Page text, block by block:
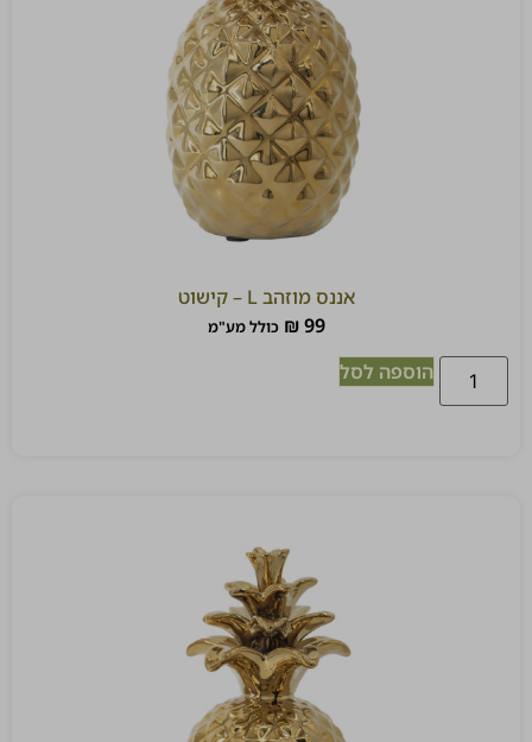
אננס מוזהב L – קישוט
₪99 כולל מע"מ
הוספה לסל